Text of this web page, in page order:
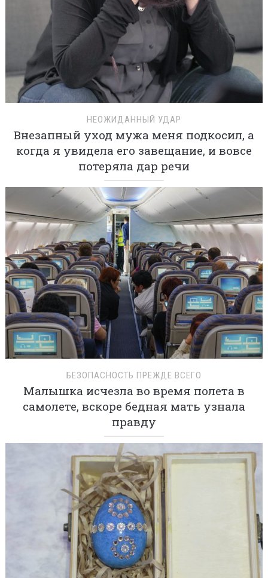
НЕОЖИДАННЫЙ УДАР
Внезапный уход мужа меня подкосил, а
когда я увидела его завещание, и вовсе
потеряла дар речи
БЕЗОПАСНОСТЬ ПРЕЖДЕ ВСЕГО
Малышка исчезла во время полета в
самолете, вскоре бедная мать узнала
правду